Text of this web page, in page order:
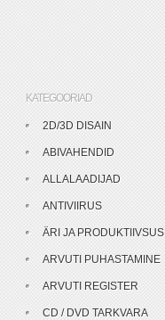
KATEGOORIAD
2D/3D DISAIN
ABIVAHENDID
ALLALAADIJAD
ANTIVIIRUS
ÄRI JA PRODUKTIIVSUS
ARVUTI PUHASTAMINE
ARVUTI REGISTER
CD / DVD TARKVARA